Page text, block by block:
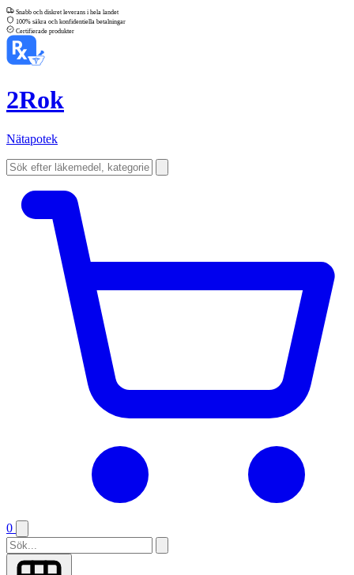
Snabb och diskret leverans i hela landet
100% säkra och konfidentiella betalningar
Certifierade produkter
2Rok
Nätapotek
0